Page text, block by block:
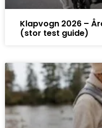
Klapvogn 2026 –
(stor test guide)